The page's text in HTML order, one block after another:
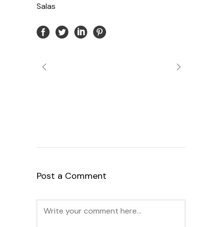
Salas
Post a Comment